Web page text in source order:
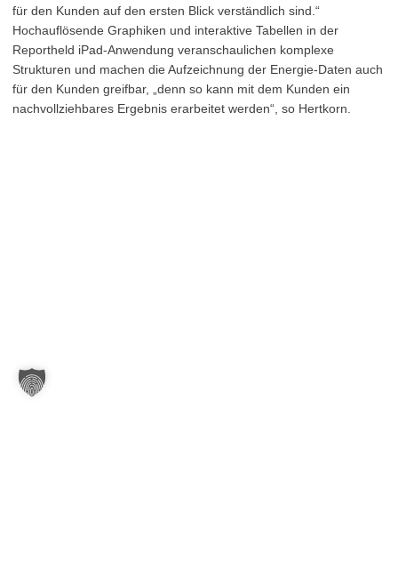
für den Kunden auf den ersten Blick verständlich sind.“
Hochauflösende Graphiken und interaktive Tabellen in der
Reportheld iPad-Anwendung veranschaulichen komplexe
Strukturen und machen die Aufzeichnung der Energie-Daten auch
für den Kunden greifbar, „denn so kann mit dem Kunden ein
nachvollziehbares Ergebnis erarbeitet werden“, so Hertkorn.​